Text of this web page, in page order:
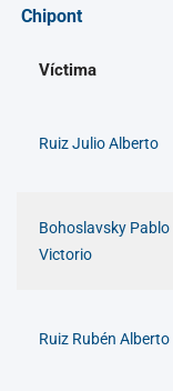
Chipont
Víctima
Ruiz Julio Alberto
Bohoslavsky Pablo
Victorio
Ruiz Rubén Alberto